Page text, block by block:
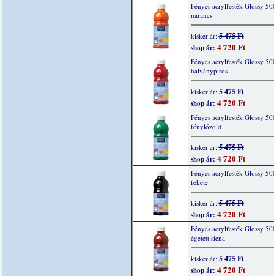
Fényes acrylfesték Glossy
narancs
kisker ár:5 475 Ft
shop ár: 4 720 Ft
Fényes acrylfesték Glossy
halványpiros
kisker ár:5 475 Ft
shop ár: 4 720 Ft
Fényes acrylfesték Glossy
fénylőzöld
kisker ár:5 475 Ft
shop ár: 4 720 Ft
Fényes acrylfesték Glossy
fekete
kisker ár:5 475 Ft
shop ár: 4 720 Ft
Fényes acrylfesték Glossy
égetett siena
kisker ár:5 475 Ft
shop ár: 4 720 Ft